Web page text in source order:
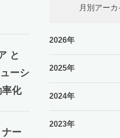
と
ーシ
率化
ー
月別アー
2026年
2025年
2024年
2023年